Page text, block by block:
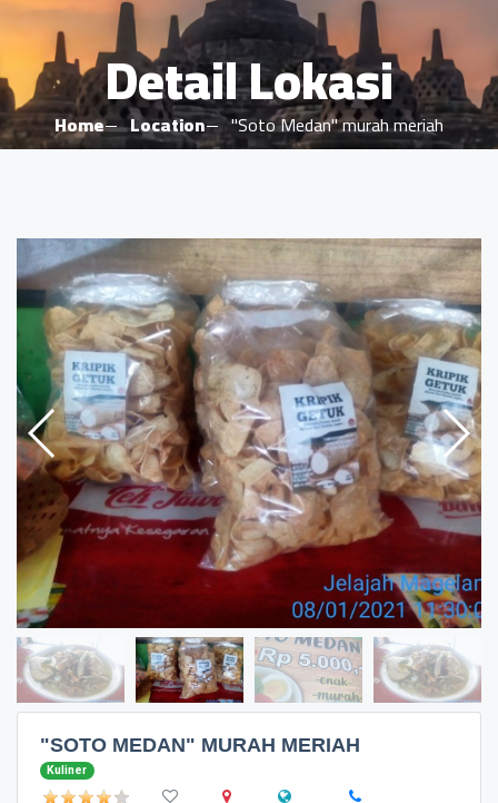
Detail Lokasi
Home Location "Soto Medan" murah meriah
"SOTO MEDAN" MURAH MERIAH
Kuliner